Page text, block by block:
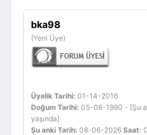
bka98
(Yeni Üye)
Üyelik Tarihi: 01-14-2016
Doğum Tarihi: 05-06-1990 - [Şu
yaşında]
Şu anki Tarih: 08-06-2026 Saat: